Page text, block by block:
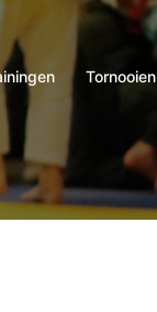
Tornooien